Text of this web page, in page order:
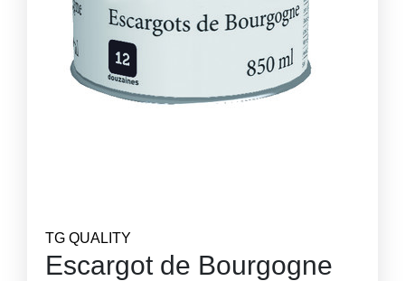
TG QUALITY
Escargot de Bourgogne